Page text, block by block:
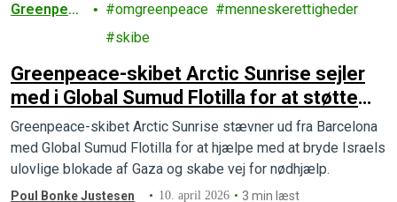
Greenpeac
omgreenpeace
menneskerettigheder
skibe
Greenpeace-skibet Arctic Sunrise sejler
med i Global Sumud Flotilla for at støtte
Gaza
Greenpeace-skibet Arctic Sunrise stævner ud fra Barcelona
med Global Sumud Flotilla for at hjælpe med at bryde Israels
ulovlige blokade af Gaza og skabe vej for nødhjælp.
Poul Bonke Justesen 10. april 2026 3 min læst